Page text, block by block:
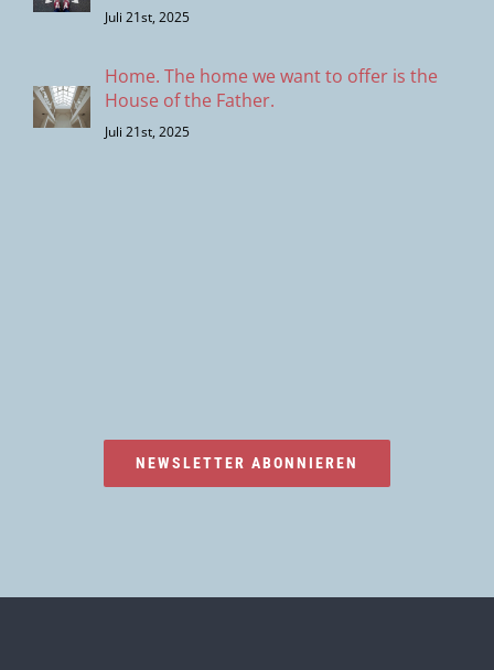
Juli 21st, 2025
Home. The home we want to offer is the
House of the Father.
Juli 21st, 2025
NEWSLETTER ABONNIEREN